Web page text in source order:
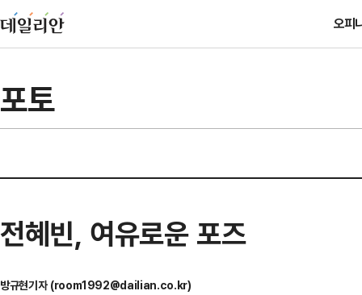
오피
포토
전혜빈, 여유로운 포즈
방규현기자 (room1992@dailian.co.kr)